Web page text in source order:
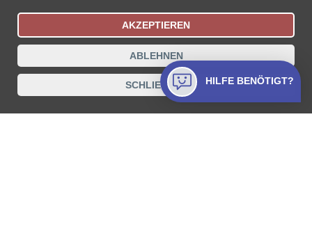
Bestellungsstatus Ämtersuche der Schweiz
Datenschutz Impressum Nutzungsbestimmungen
Kontakt
AKZEPTIEREN
ABLEHNEN
SCHLIESSEN HILFE BENÖTIGT?